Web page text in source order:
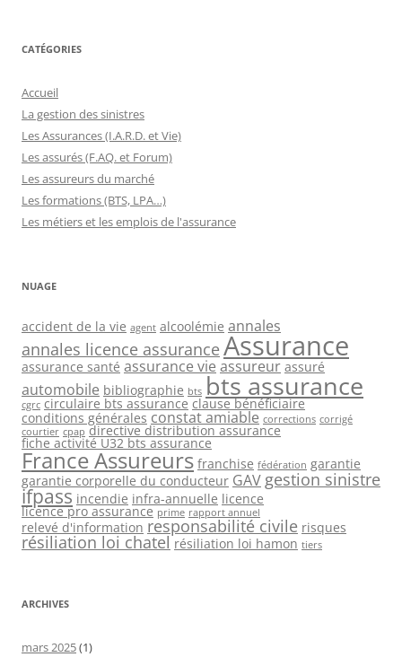
CATÉGORIES
Accueil
La gestion des sinistres
Les Assurances (I.A.R.D. et Vie)
Les assurés (F.AQ. et Forum)
Les assureurs du marché
Les formations (BTS, LPA…)
Les métiers et les emplois de l'assurance
NUAGE
accident de la vie agent alcoolémie annales
annales licence assurance Assurance
assurance santé assurance vie assureur assuré
automobile bibliographie bts bts assurance
cgrc circulaire bts assurance clause bénéficiaire
conditions générales constat amiable corrections corrigé
courtier cpap directive distribution assurance
fiche activité U32 bts assurance
France Assureurs franchise fédération garantie
garantie corporelle du conducteur GAV gestion sinistre
ifpass incendie infra-annuelle licence
licence pro assurance prime rapport annuel
relevé d'information responsabilité civile risques
résiliation loi chatel résiliation loi hamon tiers
ARCHIVES
mars 2025(1)